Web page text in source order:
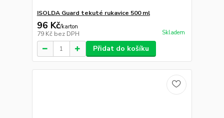
ISOLDA Guard tekuté rukavice 500 ml
96 Kč/karton
79 Kč bez DPH Skladem
Přidat do košíku